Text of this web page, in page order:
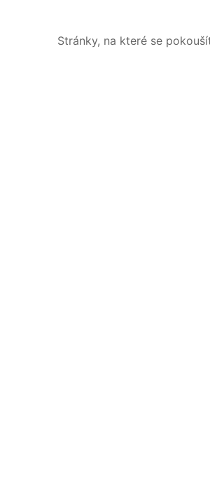
Stránky, na které se